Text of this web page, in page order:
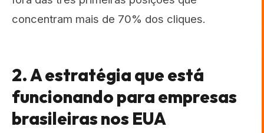
concentram mais de 70% dos cliques.
2. A estratégia que está
funcionando para empresas
brasileiras nos EUA